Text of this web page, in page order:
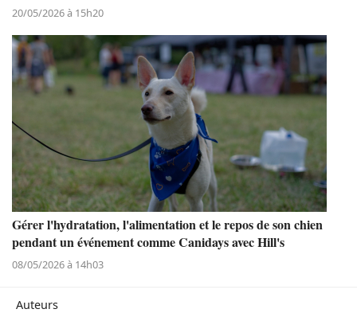
20/05/2026 à 15h20
Gérer l'hydratation, l'alimentation et le repos de son chien
pendant un événement comme Canidays avec Hill's
08/05/2026 à 14h03
Auteurs